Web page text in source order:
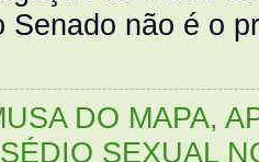
Senado não é o
DO MAPA,
SEXUAL